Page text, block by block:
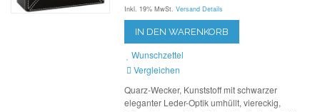
Inkl. 19% MwSt. Versand Details
IN DEN WARENKORB
Wunschzettel
Vergleichen
Quarz-Wecker, Kunststoff mit schwarzer
eleganter Leder-Optik umhüllt, viereckig,